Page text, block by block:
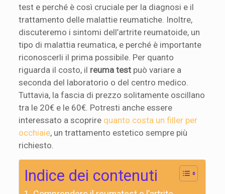
test e perché è così cruciale per la diagnosi e il
trattamento delle malattie reumatiche. Inoltre,
discuteremo i sintomi dell’artrite reumatoide, un
tipo di malattia reumatica, e perché è importante
riconoscerli il prima possibile. Per quanto
riguarda il costo, il reuma test può variare a
seconda del laboratorio o del centro medico.
Tuttavia, la fascia di prezzo solitamente oscillano
tra le 20€ e le 60€. Potresti anche essere
interessato a scoprire quanto costa un filler per
occhiaie, un trattamento estetico sempre più
richiesto.
Indice dei contenuti